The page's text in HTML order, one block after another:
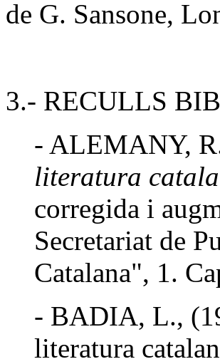
de G. Sansone,
3.- RECULLS
- ALEMANY,
literatura
corregida i
Secretariat de
Catalana", 1.
- BADIA, L.,
literatura